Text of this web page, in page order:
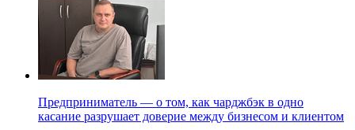
Предприниматель — о том, как чарджбэк в одно
касание разрушает доверие между бизнесом и клиентом